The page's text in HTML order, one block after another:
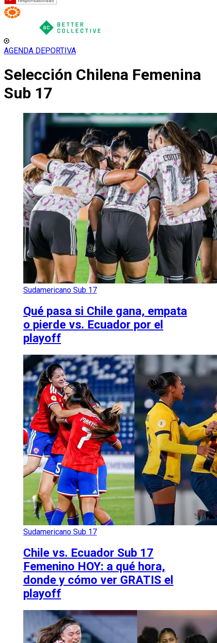
AGENDA DEPORTIVA
Selección Chilena Femenina
Sub 17
Sudamericano Sub 17
Qué pasa si Chile gana, empata
o pierde vs. Ecuador por el
playoff
Sudamericano Sub 17
Chile vs. Ecuador Sub 17
Femenino HOY: a qué hora,
donde y cómo ver GRATIS el
playoff